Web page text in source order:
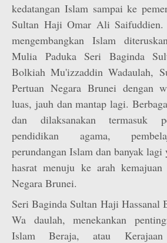
kedatangan Islam sampai ke
Sultan Haji Omar Ali Saifuddien.
mengembangkan Islam
Mulia Paduka Seri Baginda
Bolkiah Mu'izzaddin Wadaulah,
Pertuan Negara Brunei dengan
luas, jauh dan mantap lagi.
dan dilaksanakan termasuk
pendidikan agama,
perundangan Islam dan banyak lagi
hasrat menuju ke arah
Negara Brunei.
Seri Baginda Sultan Haji Hassanal
Wa daulah, menekankan
Islam Beraja, atau